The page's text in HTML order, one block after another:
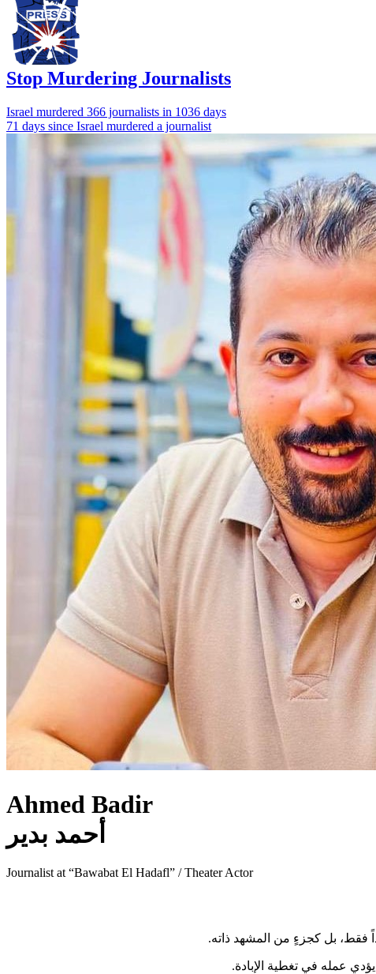
Stop Murdering Journalists
Israel murdered 366 journalists in 1036 days
71 days since Israel murdered a journalist
Ahmed Badir
أحمد بدير
Journalist at “Bawabat El Hadafl” / Theater Actor
فقط، بل كجزءٍ من المشهد ذاته.
عمله في تغطية الإبادة.